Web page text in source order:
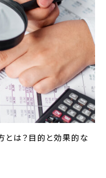
は？目的と効果的な